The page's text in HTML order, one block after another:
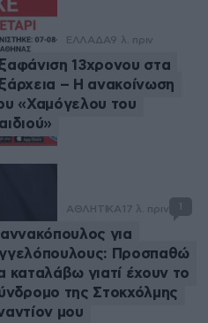
ΕΛΛΑΔΑ9 λ. πριν
13χρονου στα
– Η ανακοίνωση
«Χαμόγελου του
ΑΘΛΗΤΙΚΑ 17 λ. πριν
για
Προσπαθώ
καταλάβω γιατί έχουν το
της Στοκχόλμης
μου